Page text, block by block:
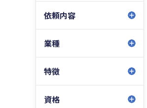
依頼内容
業種
特徴
資格